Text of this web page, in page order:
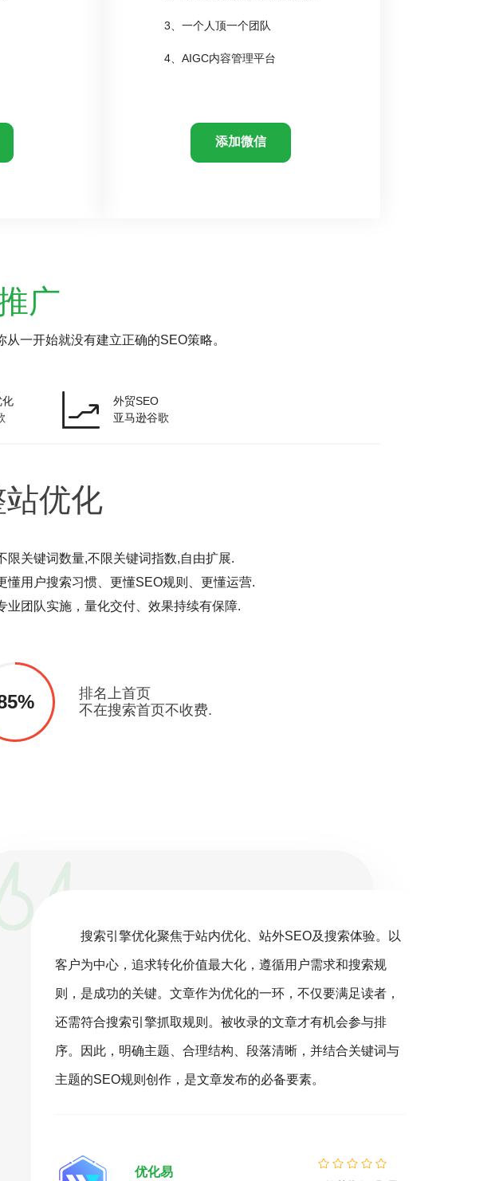
3、一个人顶一个团队
4、AIGC内容管理平台
添加微信
广
从一开始就没有建立正确的SEO策略。
化
外贸SEO
亚马逊谷歌
站优化
限关键词数量,不限关键词指数,自由扩展.
懂用户搜索习惯、更懂SEO规则、更懂运营.
业团队实施，量化交付、效果持续有保障.
排名上首页
不在搜索首页不收费.
搜索引擎优化聚焦于站内优化、站外SEO及搜索体验。以
客户为中心，追求转化价值最大化，遵循用户需求和搜索规
则，是成功的关键。文章作为优化的一环，不仅要满足读者，
还需符合搜索引擎抓取规则。被收录的文章才有机会参与排
序。因此，明确主题、合理结构、段落清晰，并结合关键词与
主题的SEO规则创作，是文章发布的必备要素。
优化易